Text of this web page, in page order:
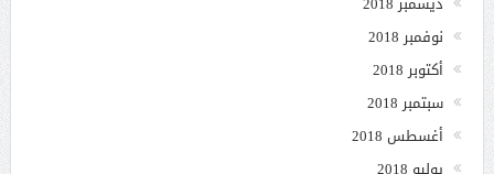
نوفمبر 2018
أكتوبر 2018
سبتمبر 2018
أغسطس 2018